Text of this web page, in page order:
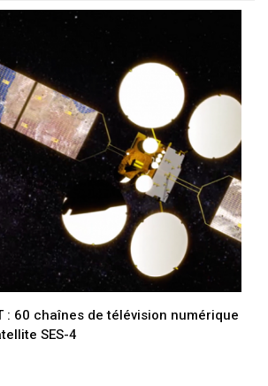
: 60 chaînes de télévision numérique
SES-4